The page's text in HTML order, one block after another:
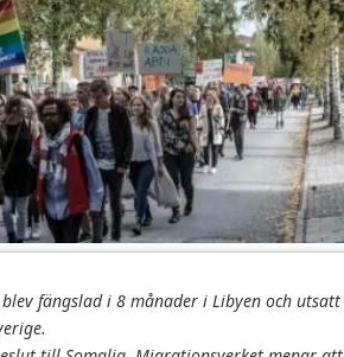
fängslad i 8 månader i Libyen och utsatt